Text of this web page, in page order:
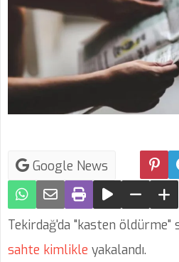
Google News
Tekirdağ'da "kasten öldürme"
sahte kimlikle yakalandı.